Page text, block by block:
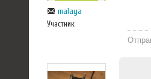
malaya
Участник